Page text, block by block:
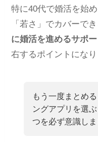
特に40代で婚活を始
「若さ」でカバーで
に婚活を進めるサポ
右するポイントになり
もう一度まとめ
ングアプリを選
つを必ず意識しま